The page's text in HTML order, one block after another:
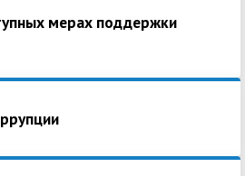
мерах поддержки